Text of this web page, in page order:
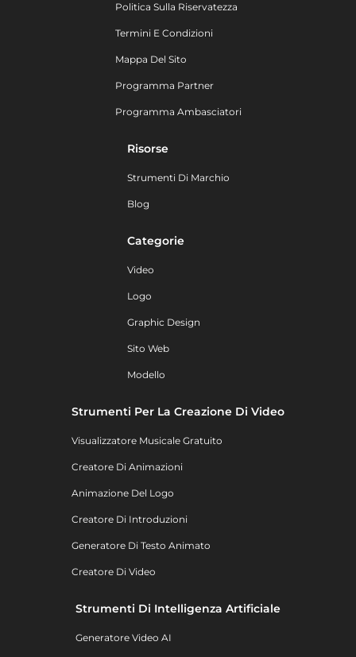
Politica Sulla Riservatezza
Termini E Condizioni
Mappa Del Sito
Programma Partner
Programma Ambasciatori
Risorse
Strumenti Di Marchio
Blog
Categorie
Video
Logo
Graphic Design
Sito Web
Modello
Strumenti Per La Creazione Di Video
Visualizzatore Musicale Gratuito
Creatore Di Animazioni
Animazione Del Logo
Creatore Di Introduzioni
Generatore Di Testo Animato
Creatore Di Video
Strumenti Di Intelligenza Artificiale
Generatore Video AI